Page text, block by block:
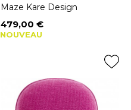
Maze Kare Design
Prix
479,00 €
NOUVEAU